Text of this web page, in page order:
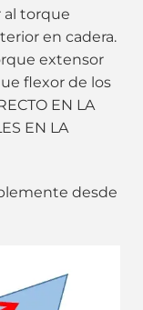
al torque
en cadera.
extensor
flexor de los
EN LA
EN LA
desde